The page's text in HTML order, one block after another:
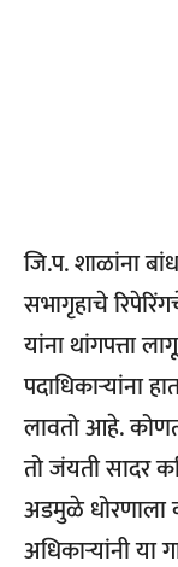
जि.प. शाळांना
सभागृहाचे
यांना थांगपत्ता
पदाधिकाऱ्यांना
लावतो आहे.
तो जंयती सादर
अडमुळे धोरणाला
अधिकाऱ्यांनी या